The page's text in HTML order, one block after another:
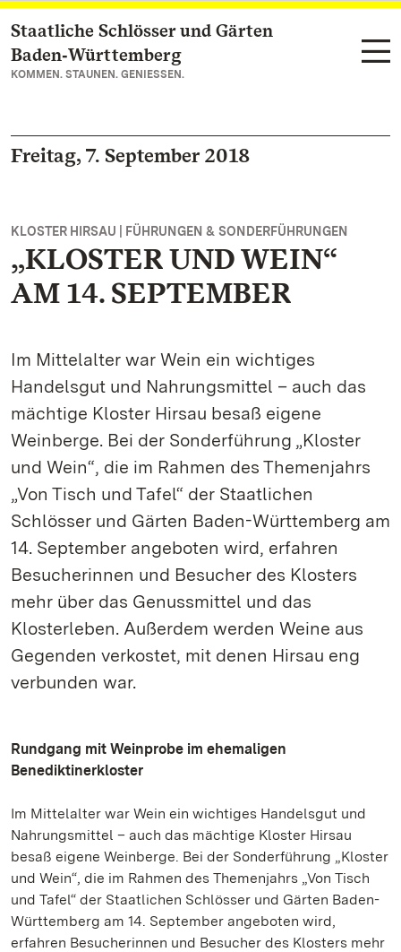
Zum Hauptinhalt springen
Staatliche Schlösser und Gärten
Baden‑Württemberg
KOMMEN. STAUNEN. GENIESSEN.
Freitag, 7. September 2018
KLOSTER HIRSAU | FÜHRUNGEN & SONDERFÜHRUNGEN
„KLOSTER UND WEIN“
AM 14. SEPTEMBER
Im Mittelalter war Wein ein wichtiges
Handelsgut und Nahrungsmittel – auch das
mächtige Kloster Hirsau besaß eigene
Weinberge. Bei der Sonderführung „Kloster
und Wein“, die im Rahmen des Themenjahrs
„Von Tisch und Tafel“ der Staatlichen
Schlösser und Gärten Baden-Württemberg am
14. September angeboten wird, erfahren
Besucherinnen und Besucher des Klosters
mehr über das Genussmittel und das
Klosterleben. Außerdem werden Weine aus
Gegenden verkostet, mit denen Hirsau eng
verbunden war.
Rundgang mit Weinprobe im ehemaligen
Benediktinerkloster
Im Mittelalter war Wein ein wichtiges Handelsgut und
Nahrungsmittel – auch das mächtige Kloster Hirsau
besaß eigene Weinberge. Bei der Sonderführung „Kloster
und Wein“, die im Rahmen des Themenjahrs „Von Tisch
und Tafel“ der Staatlichen Schlösser und Gärten Baden-
Württemberg am 14. September angeboten wird,
erfahren Besucherinnen und Besucher des Klosters mehr